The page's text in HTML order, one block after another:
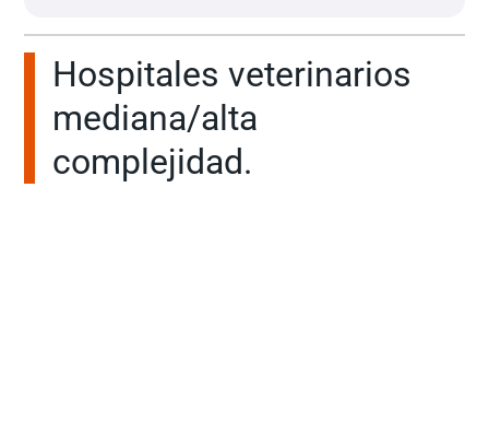
Hospitales veterinarios
mediana/alta
complejidad.